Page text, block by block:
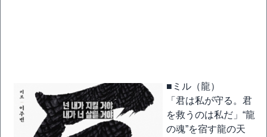
■ミル（龍）
「君は私が守る。君
を救うのは私だ」“龍
の魂”を宿す龍の天